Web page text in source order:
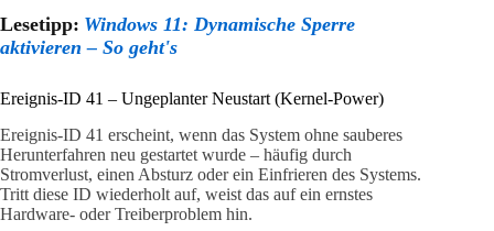
Lesetipp: Windows 11: Dynamische Sperre
aktivieren – So geht's
Ereignis-ID 41 – Ungeplanter Neustart (Kernel-Power)
Ereignis-ID 41 erscheint, wenn das System ohne sauberes
Herunterfahren neu gestartet wurde – häufig durch
Stromverlust, einen Absturz oder ein Einfrieren des Systems.
Tritt diese ID wiederholt auf, weist das auf ein ernstes
Hardware- oder Treiberproblem hin.